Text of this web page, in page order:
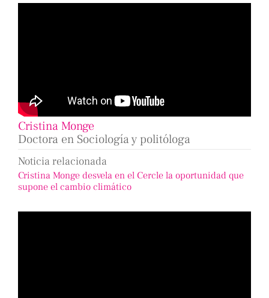
Cristina Monge
Doctora en Sociología y politóloga
Noticia relacionada
Cristina Monge desvela en el Cercle la oportunidad que
supone el cambio climático